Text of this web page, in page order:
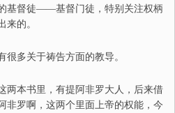
基督徒——基督门徒，特别关注权柄
来的。
多关于祷告方面的教导。
两本书里，有提阿非罗大人，后来借
非罗啊，这两个里面上帝的权能，今